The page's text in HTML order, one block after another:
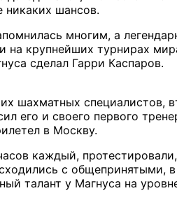
никаких шансов.
многим, а
крупнейших турнирах
сделал Гарри Каспаров.
шахматных специалистов,
его и своего первого
в Москву.
каждый,
с общепринятыми, в
талант у Магнуса на